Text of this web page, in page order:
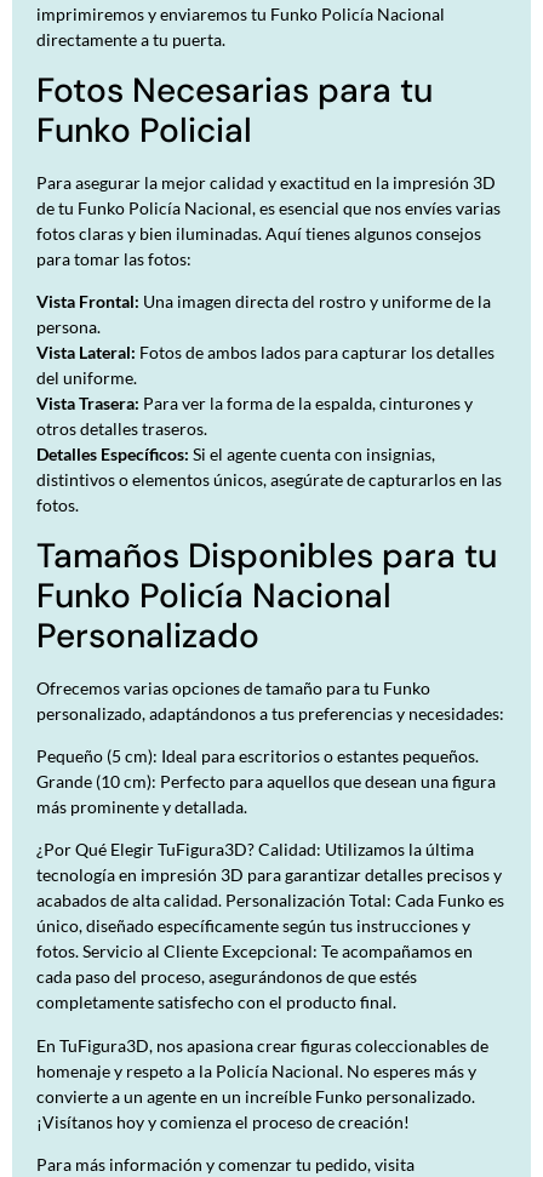
imprimiremos y enviaremos tu Funko Policía Nacional
directamente a tu puerta.
Fotos Necesarias para tu
Funko Policial
Para asegurar la mejor calidad y exactitud en la impresión 3D
de tu Funko Policía Nacional, es esencial que nos envíes varias
fotos claras y bien iluminadas. Aquí tienes algunos consejos
para tomar las fotos:
Vista Frontal: Una imagen directa del rostro y uniforme de la
persona.
Vista Lateral: Fotos de ambos lados para capturar los detalles
del uniforme.
Vista Trasera: Para ver la forma de la espalda, cinturones y
otros detalles traseros.
Detalles Específicos: Si el agente cuenta con insignias,
distintivos o elementos únicos, asegúrate de capturarlos en las
fotos.
Tamaños Disponibles para tu
Funko Policía Nacional
Personalizado
Ofrecemos varias opciones de tamaño para tu Funko
personalizado, adaptándonos a tus preferencias y necesidades:
Pequeño (5 cm): Ideal para escritorios o estantes pequeños.
Grande (10 cm): Perfecto para aquellos que desean una figura
más prominente y detallada.
¿Por Qué Elegir TuFigura3D? Calidad: Utilizamos la última
tecnología en impresión 3D para garantizar detalles precisos y
acabados de alta calidad. Personalización Total: Cada Funko es
único, diseñado específicamente según tus instrucciones y
fotos. Servicio al Cliente Excepcional: Te acompañamos en
cada paso del proceso, asegurándonos de que estés
completamente satisfecho con el producto final.
En TuFigura3D, nos apasiona crear figuras coleccionables de
homenaje y respeto a la Policía Nacional. No esperes más y
convierte a un agente en un increíble Funko personalizado.
¡Visítanos hoy y comienza el proceso de creación!
Para más información y comenzar tu pedido, visita